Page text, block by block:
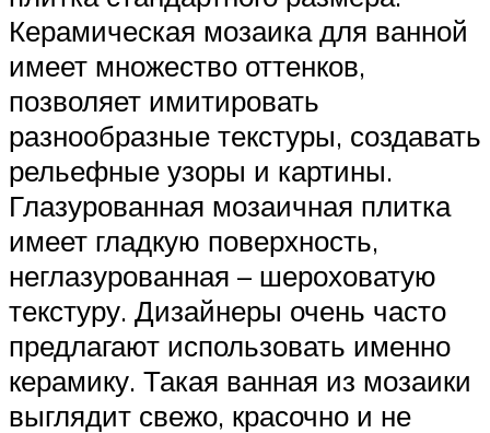
Керамическая мозаика для ванной
имеет множество оттенков,
позволяет имитировать
разнообразные текстуры, создавать
рельефные узоры и картины.
Глазурованная мозаичная плитка
имеет гладкую поверхность,
неглазурованная – шероховатую
текстуру. Дизайнеры очень часто
предлагают использовать именно
керамику. Такая ванная из мозаики
выглядит свежо, красочно и не